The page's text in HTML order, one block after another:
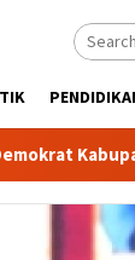
Bogor